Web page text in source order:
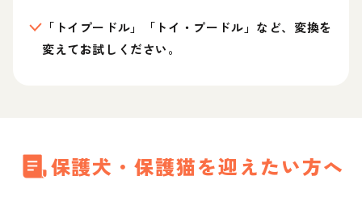
「トイプードル」「トイ・プードル」など、変換を
変えてお試しください。
保護犬・保護猫を迎えたい方へ